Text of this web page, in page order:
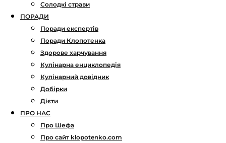
Солодкі страви
ПОРАДИ
Поради експертів
Поради Клопотенка
Здорове харчування
Кулінарна енциклопедія
Кулінарний довідник
Добірки
Дієти
ПРО НАС
Про Шефа
Про сайт klopotenko.com